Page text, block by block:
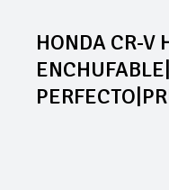
HONDA CR-V